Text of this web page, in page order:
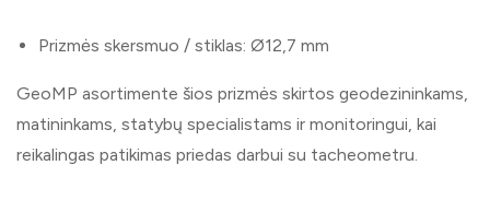
Prizmės skersmuo / stiklas: Ø12,7 mm
GeoMP asortimente šios prizmės skirtos geodezininkams,
matininkams, statybų specialistams ir monitoringui, kai
reikalingas patikimas priedas darbui su tacheometru.